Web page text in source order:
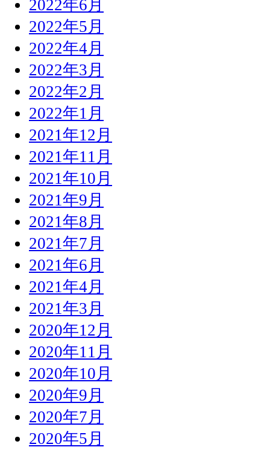
2022年6月
2022年5月
2022年4月
2022年3月
2022年2月
2022年1月
2021年12月
2021年11月
2021年10月
2021年9月
2021年8月
2021年7月
2021年6月
2021年4月
2021年3月
2020年12月
2020年11月
2020年10月
2020年9月
2020年7月
2020年5月